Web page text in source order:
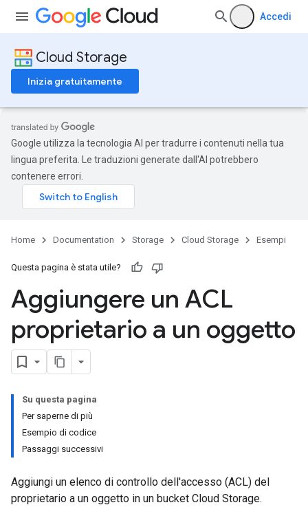
Accedi
Cloud Storage
Inizia gratuitamente
Google utilizza la tecnologia AI per tradurre i contenuti nella tua
lingua preferita. Le traduzioni generate dall'AI potrebbero
contenere errori.
Home Documentation Storage Cloud Storage Esempi
Questa pagina è stata utile?
Aggiungere un ACL
proprietario a un oggetto
Su questa pagina
Per saperne di più
Esempio di codice
Passaggi successivi
Aggiungi un elenco di controllo dell'accesso (ACL) del
proprietario a un oggetto in un bucket Cloud Storage.